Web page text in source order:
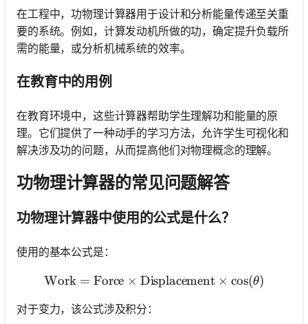
在工程中，功物理计算器用于设计和分析能量传递至关重
要的系统。例如，计算发动机所做的功，确定提升负载所
需的能量，或分析机械系统的效率。
在教育中的用例
在教育环境中，这些计算器帮助学生理解功和能量的原
理。它们提供了一种动手的学习方法，允许学生可视化和
解决涉及功的问题，从而提高他们对物理概念的理解。
功物理计算器的常见问题解答
功物理计算器中使用的公式是什么？
使用的基本公式是：
\text{Work} =
Work = Force × Displacement × cos(θ)
对于变力，该公式涉及积分：